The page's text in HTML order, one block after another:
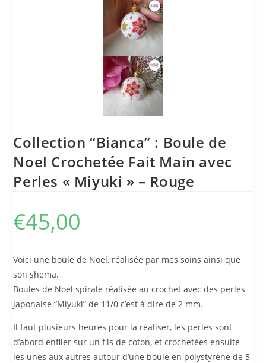
Collection “Bianca” : Boule de
Noel Crochetée Fait Main avec
Perles « Miyuki » – Rouge
€45,00
Voici une boule de Noel, réalisée par mes soins ainsi que
son shema.
Boules de Noel spirale réalisée au crochet avec des perles
japonaise “Miyuki” de 11/0 c’est à dire de 2 mm.
Il faut plusieurs heures pour la réaliser, les perles sont
d’abord enfiler sur un fils de coton, et crochetées ensuite
les unes aux autres autour d’une boule en polystyrène de 5